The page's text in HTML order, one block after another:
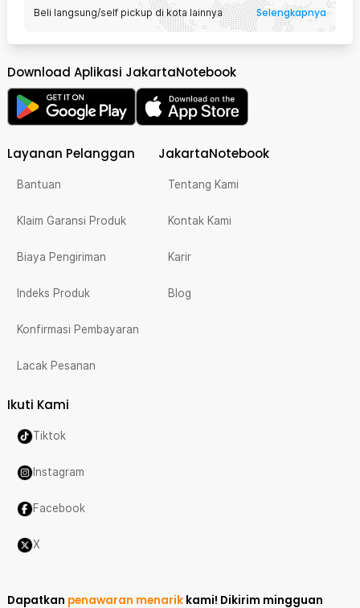
Beli langsung/self pickup di kota lainnya Selengkapnya
Download Aplikasi JakartaNotebook
Layanan Pelanggan
Bantuan
Klaim Garansi Produk
Biaya Pengiriman
Indeks Produk
Konfirmasi Pembayaran
Lacak Pesanan
JakartaNotebook
Tentang Kami
Kontak Kami
Karir
Blog
Ikuti Kami
Tiktok
Instagram
Facebook
X
Dapatkan penawaran menarik kami! Dikirim mingguan